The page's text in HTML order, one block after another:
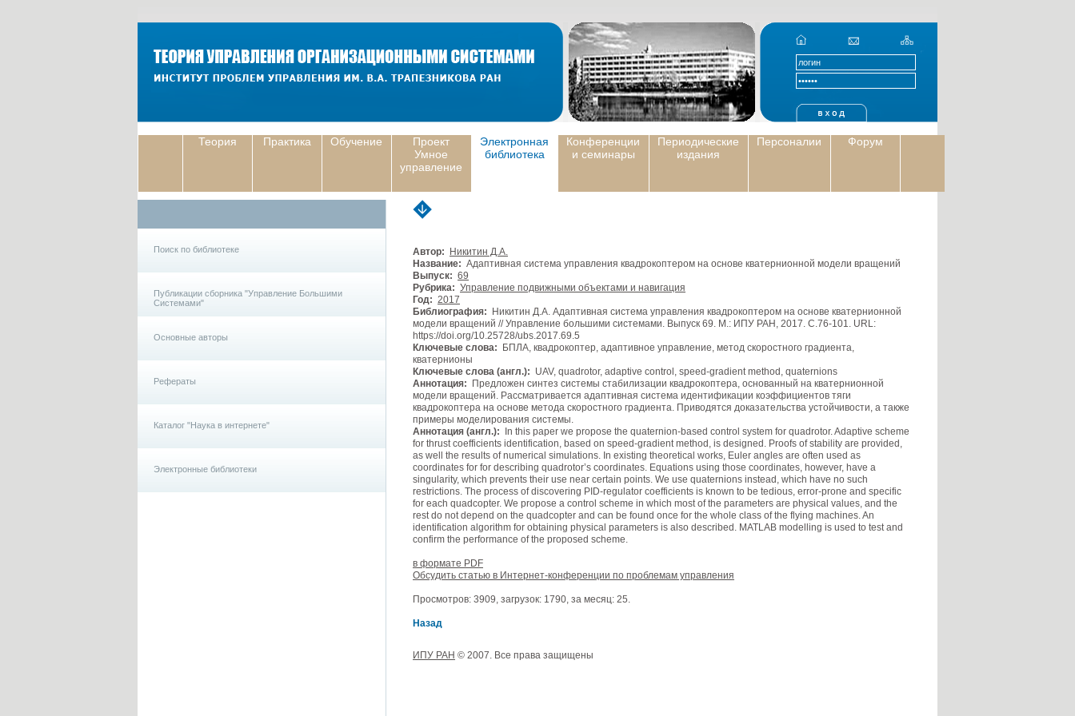
Теория Практика Обучение
Проект
Умное
управление
Электронная
библиотека
Конференции
и семинары
Периодические
издания
Персоналии Форум
Поиск по библиотеке
Публикации сборника "Управление Большими
Системами"
Основные авторы
Рефераты
Каталог "Наука в интернете"
Электронные библиотеки
Автор:
Никитин Д.А.
Название: Адаптивная система управления квадрокоптером на основе кватернионной модели вращений
Выпуск: 69
Рубрика: Управление подвижными объектами и навигация
Год: 2017
Библиография: Никитин Д.А. Адаптивная система управления квадрокоптером на основе кватернионной
модели вращений // Управление большими системами. Выпуск 69. М.: ИПУ РАН, 2017. С.76-101. URL:
https://doi.org/10.25728/ubs.2017.69.5
Ключевые слова: БПЛА, квадрокоптер, адаптивное управление, метод скоростного градиента,
кватернионы
Ключевые слова (англ.): UAV, quadrotor, adaptive control, speed-gradient method, quaternions
Аннотация: Предложен синтез системы стабилизации квадрокоптера, основанный на кватернионной
модели вращений. Рассматривается адаптивная система идентификации коэффициентов тяги
квадрокоптера на основе метода скоростного градиента. Приводятся доказательства устойчивости, а также
примеры моделирования системы.
Аннотация (англ.): In this paper we propose the quaternion-based control system for quadrotor. Adaptive scheme
for thrust coefficients identification, based on speed-gradient method, is designed. Proofs of stability are provided,
as well the results of numerical simulations. In existing theoretical works, Euler angles are often used as
coordinates for for describing quadrotor’s coordinates. Equations using those coordinates, however, have a
singularity, which prevents their use near certain points. We use quaternions instead, which have no such
restrictions. The process of discovering PID-regulator coefficients is known to be tedious, error-prone and specific
for each quadcopter. We propose a control scheme in which most of the parameters are physical values, and the
rest do not depend on the quadcopter and can be found once for the whole class of the flying machines. An
identification algorithm for obtaining physical parameters is also described. MATLAB modelling is used to test and
confirm the performance of the proposed scheme.
в формате PDF
Обсудить статью в Интернет-конференции по проблемам управления
Просмотров: 3909, загрузок: 1790, за месяц: 25.
Назад
ИПУ РАН © 2007. Все права защищены